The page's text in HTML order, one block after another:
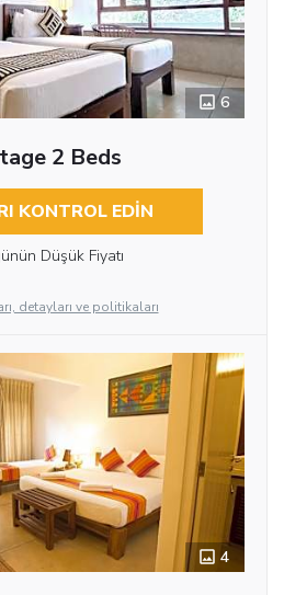
6
2 Beds
KONTROL EDIN
Düşük Fiyatı
detayları ve politikaları
4